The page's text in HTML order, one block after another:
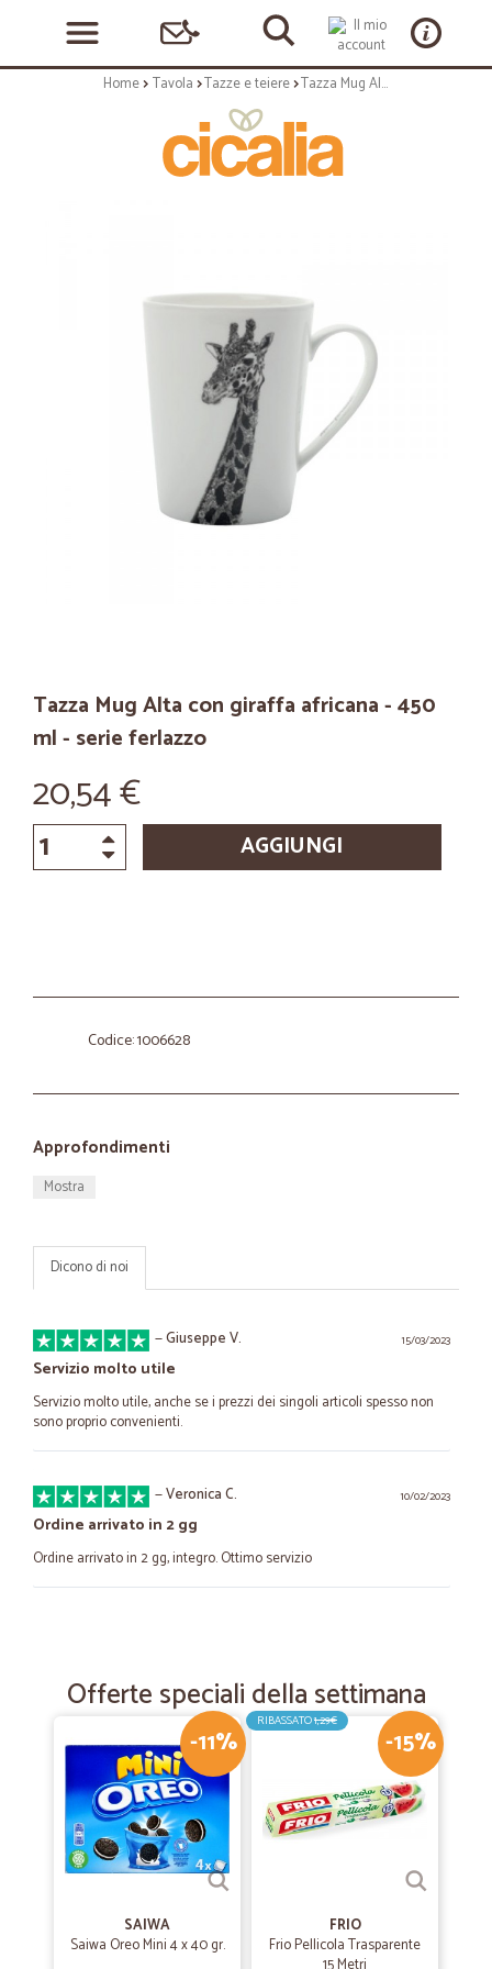
Home Tavola Tazze e teiere Tazza Mug Alta con giraffa africana - 450 ml - serie ferlazzo
Tazza Mug Alta con giraffa africana - 450
ml - serie ferlazzo
20,54 €
AGGIUNGI
Codice: 1006628
Approfondimenti
Mostra
Dicono di noi
15/03/2023
—Giuseppe V.
Servizio molto utile
Servizio molto utile, anche se i prezzi dei singoli articoli spesso non
sono proprio convenienti.
10/02/2023
—Veronica C.
Ordine arrivato in 2 gg
Ordine arrivato in 2 gg, integro. Ottimo servizio
Puntuali e perfetti! Grazie!
02/09/2022
—Marco V.
SCADENZE
BISOGNA FAR PIU' ATTENZIONE ALLE DATE DI SCADENZA. A VOLTE
MANCANO ALCUNI PRODOTTI. SPEDIZIONE RAPIDISSIMA E
CONFEZIONATA CON CURA.
04/08/2022
—Maurizio stefano P.
Offerte speciali della settimana
-11%
SAIWA
Saiwa Oreo Mini 4 x 40 gr.
-15%
RIBASSATO1,29€
FRIO
Frio Pellicola Trasparente